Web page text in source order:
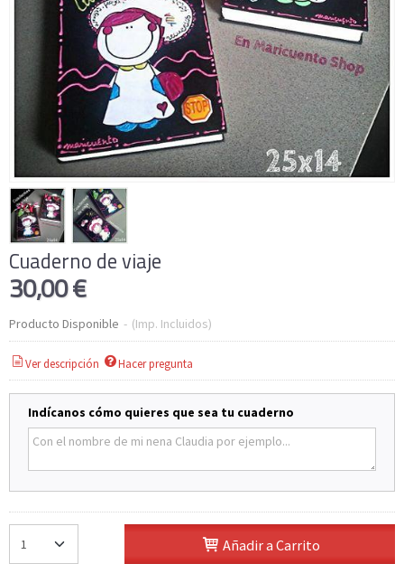
Cuaderno de viaje
30,00 €
Producto Disponible - (Imp. Incluidos)
Ver descripción Hacer pregunta
Indícanos cómo quieres que sea tu cuaderno
Añadir a Carrito